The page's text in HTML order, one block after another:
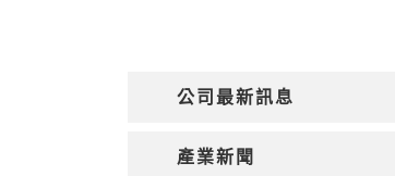
公司最新訊息
產業新聞